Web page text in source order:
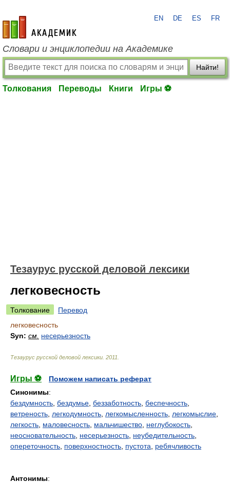
academic.ru
EN DE ES FR
Словари и энциклопедии на Академике
Найти!
Толкования Переводы Книги Игры ⚽
Тезаурус русской деловой лексики
легковесность
Толкование
Перевод
легковесность
Syn: см. несерьезность
Тезаурус русской деловой лексики 2011
Игры ⚽
Поможем написать реферат
Синонимы:
бездумность бездумье беззаботность беспечность
ветреность легкодумность легкомысленность легкомыслие
легкость маловесность мальчишество неглубокость
неосновательность несерьезность неубедительность
опереточность поверхностность пустота ребячливость
Антонимы: